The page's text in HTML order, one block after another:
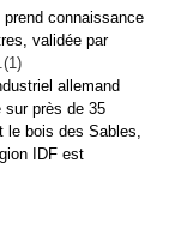
prend connaissance
validée par
allemand
sur près de 35
le bois des Sables,
IDF est